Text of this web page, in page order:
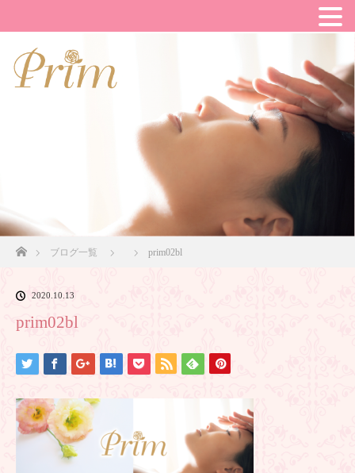
ホームブログ一覧 prim02bl
2020.10.13
prim02bl